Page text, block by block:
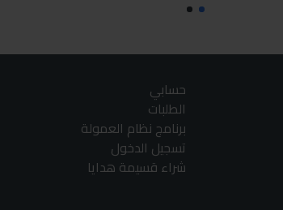
حسابي
الطلبات
برنامج نظام العمولة
تسجيل الدخول
شراء قسيمة هدايا